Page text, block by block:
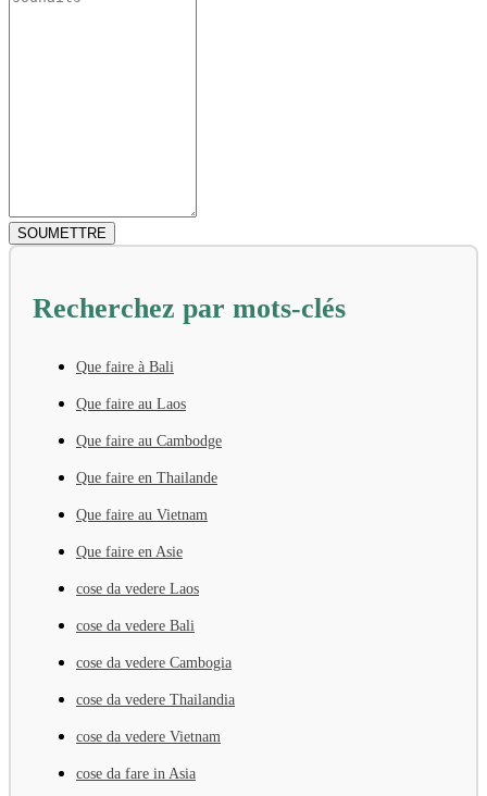
Recherchez par mots-clés
Que faire à Bali
Que faire au Laos
Que faire au Cambodge
Que faire en Thailande
Que faire au Vietnam
Que faire en Asie
cose da vedere Laos
cose da vedere Bali
cose da vedere Cambogia
cose da vedere Thailandia
cose da vedere Vietnam
cose da fare in Asia